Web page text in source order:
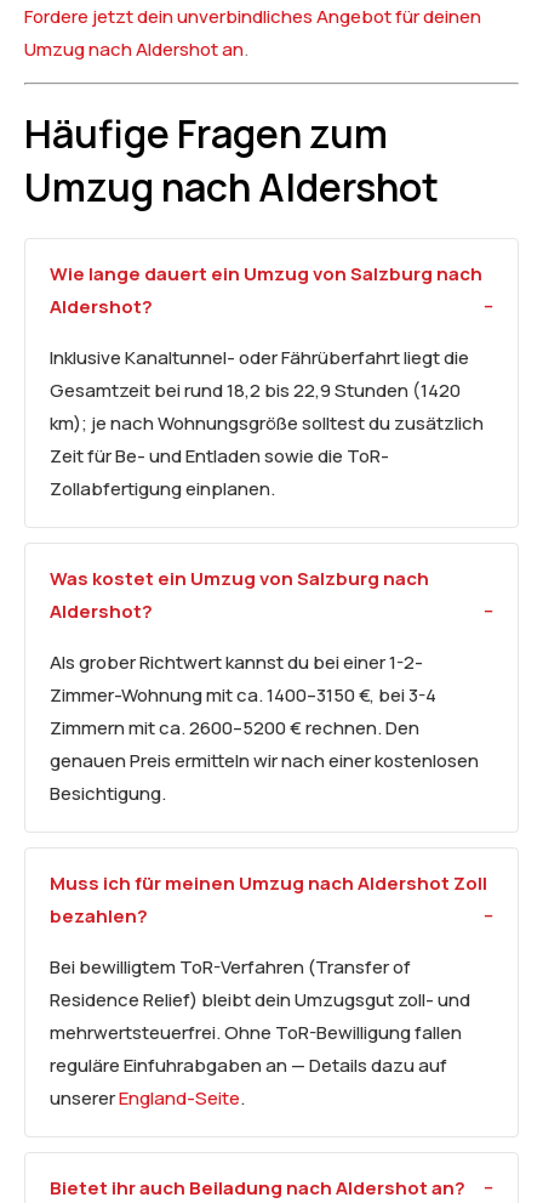
Fordere jetzt dein unverbindliches Angebot für deinen
Umzug nach Aldershot an.
Häufige Fragen zum
Umzug nach Aldershot
Wie lange dauert ein Umzug von Salzburg nach
Aldershot?
Inklusive Kanaltunnel- oder Fährüberfahrt liegt die
Gesamtzeit bei rund 18,2 bis 22,9 Stunden (1420
km); je nach Wohnungsgröße solltest du zusätzlich
Zeit für Be- und Entladen sowie die ToR-
Zollabfertigung einplanen.
Was kostet ein Umzug von Salzburg nach
Aldershot?
Als grober Richtwert kannst du bei einer 1-2-
Zimmer-Wohnung mit ca. 1400–3150 €, bei 3-4
Zimmern mit ca. 2600–5200 € rechnen. Den
genauen Preis ermitteln wir nach einer kostenlosen
Besichtigung.
Muss ich für meinen Umzug nach Aldershot Zoll
bezahlen?
Bei bewilligtem ToR-Verfahren (Transfer of
Residence Relief) bleibt dein Umzugsgut zoll- und
mehrwertsteuerfrei. Ohne ToR-Bewilligung fallen
reguläre Einfuhrabgaben an — Details dazu auf
unsererEngland-Seite.
Bietet ihr auch Beiladung nach Aldershot an?